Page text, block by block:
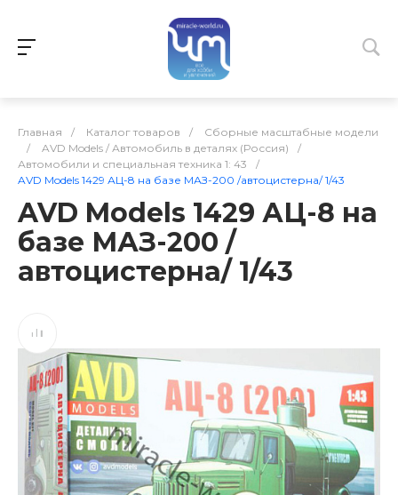
Главная / Каталог товаров /
Сборные масштабные модели
/
AVD Models / Автомобиль в деталях (Россия)
/
Автомобили и специальная техника 1: 43
/
AVD Models 1429 АЦ-8 на базе МАЗ-200 /автоцистерна/ 1/43
AVD Models 1429 АЦ-8 на
базе МАЗ-200 /
автоцистерна/ 1/43